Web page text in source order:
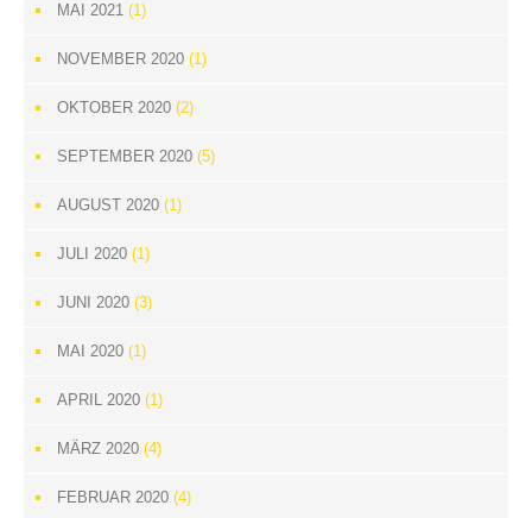
MAI 2021 (1)
NOVEMBER 2020 (1)
OKTOBER 2020 (2)
SEPTEMBER 2020 (5)
AUGUST 2020 (1)
JULI 2020 (1)
JUNI 2020 (3)
MAI 2020 (1)
APRIL 2020 (1)
MÄRZ 2020 (4)
FEBRUAR 2020 (4)